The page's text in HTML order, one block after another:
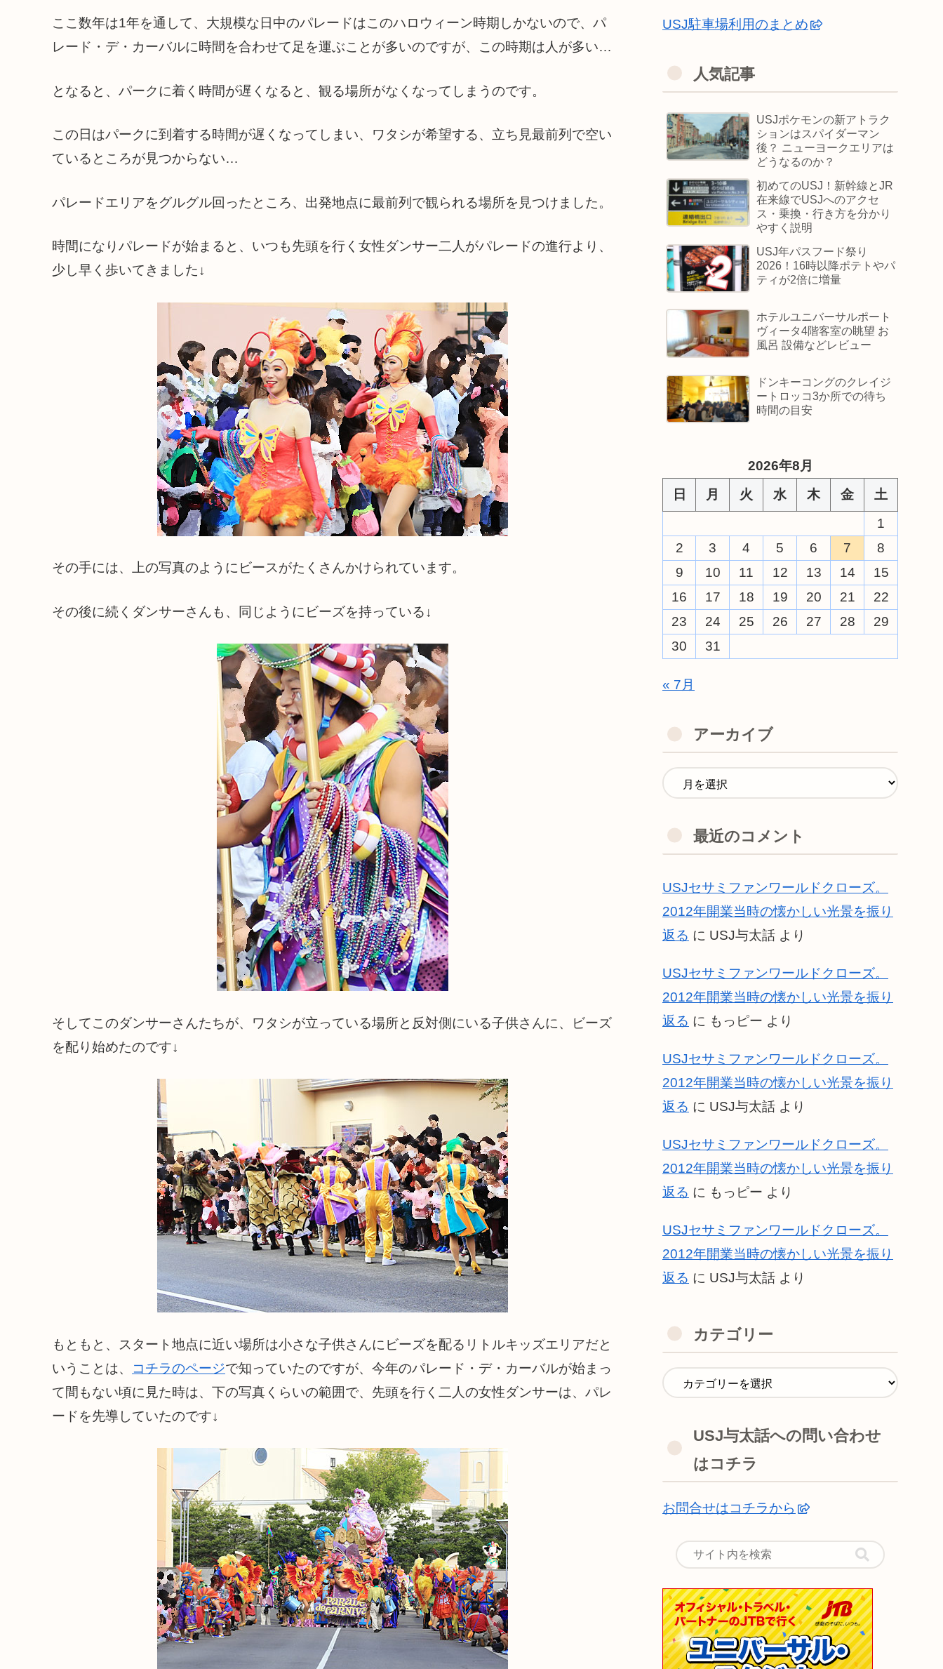
ここ数年は1年を通して、大規模な日中のパレードはこのハロウィーン時期しかないので、パ
レード・デ・カーバルに時間を合わせて足を運ぶことが多いのですが、この時期は人が多い…
となると、パークに着く時間が遅くなると、観る場所がなくなってしまうのです。
この日はパークに到着する時間が遅くなってしまい、ワタシが希望する、立ち見最前列で空い
ているところが見つからない…
パレードエリアをグルグル回ったところ、出発地点に最前列で観られる場所を見つけました。
時間になりパレードが始まると、いつも先頭を行く女性ダンサー二人がパレードの進行より、
少し早く歩いてきました↓
その手には、上の写真のようにビースがたくさんかけられています。
その後に続くダンサーさんも、同じようにビーズを持っている↓
そしてこのダンサーさんたちが、ワタシが立っている場所と反対側にいる子供さんに、ビーズ
を配り始めたのです↓
もともと、スタート地点に近い場所は小さな子供さんにビーズを配るリトルキッズエリアだと
いうことは、
コチラのページで知っていたのですが、今年のパレード・デ・カーバルが始まっ
て間もない頃に見た時は、下の写真くらいの範囲で、先頭を行く二人の女性ダンサーは、パレ
ードを先導していたのです↓
USJ駐車場利用のまとめ
人気記事
USJポケモンの新アトラク
ションはスパイダーマン
後？ ニューヨークエリアは
どうなるのか？
初めてのUSJ！新幹線とJR
在来線でUSJへのアクセ
ス・乗換・行き方を分かり
やすく説明
USJ年パスフード祭り
2026！16時以降ポテトやパ
ティが2倍に増量
ホテルユニバーサルポート
ヴィータ4階客室の眺望 お
風呂 設備などレビュー
ドンキーコングのクレイジ
ートロッコ3か所での待ち
時間の目安
2026年8月
日
月 火 水 木 金
土
1
2
3 4 5 6 7
8
9
10 11 12 13 14
15
16
17 18 19 20 21
22
23
24 25 26 27 28
29
30
31
« 7月
アーカイブ
最近のコメント
USJセサミファンワールドクローズ。
2012年開業当時の懐かしい光景を振り
返る に USJ与太話 より
USJセサミファンワールドクローズ。
2012年開業当時の懐かしい光景を振り
返る に もっピー より
USJセサミファンワールドクローズ。
2012年開業当時の懐かしい光景を振り
返る に USJ与太話 より
USJセサミファンワールドクローズ。
2012年開業当時の懐かしい光景を振り
返る に もっピー より
USJセサミファンワールドクローズ。
2012年開業当時の懐かしい光景を振り
返る に USJ与太話 より
カテゴリー
USJ与太話への問い合わせ
はコチラ
お問合せはコチラから